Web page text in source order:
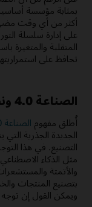
بمثابة مؤسسة
أكثر من أي وقت مضى
على إدارة سلسلة
المتقلبة والمتغيرة
تحافظ على
الصناعة 4.0 ونظام إدارة سلسلة التوريد
أُطلق مفهوم الصناعة 4.0
الجديدة الجذرية
التصنيع. في هذا
والأتمتة
بتصنيع المنتجات
ويمكن القول إن توجه الصناعة 4.0 مبني